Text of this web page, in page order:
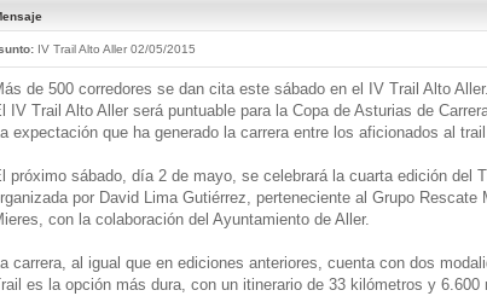
IV Trail Alto Aller 02/05/2015
de 500 corredores se dan cita este sábado en el IV Trail Alto Aller.
IV Trail Alto Aller será puntuable para la Copa de Asturias de
expectación que ha generado la carrera entre los aficionados al
próximo sábado, día 2 de mayo, se celebrará la cuarta edición del
por David Lima Gutiérrez, perteneciente al Grupo Rescate
con la colaboración del Ayuntamiento de Aller.
carrera, al igual que en ediciones anteriores, cuenta con dos
es la opción más dura, con un itinerario de 33 kilómetros y